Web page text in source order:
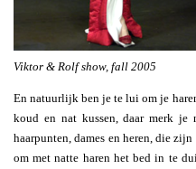
Viktor & Rolf show, fall 2005
En natuurlijk ben je te lui om je
koud en nat kussen, daar merk
haarpunten, dames en heren, die
om met natte haren het bed in te